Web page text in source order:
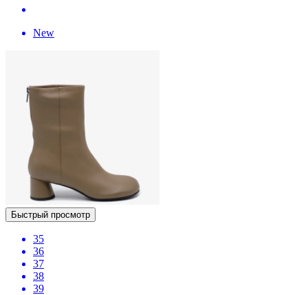
New
Быстрый просмотр
35
36
37
38
39